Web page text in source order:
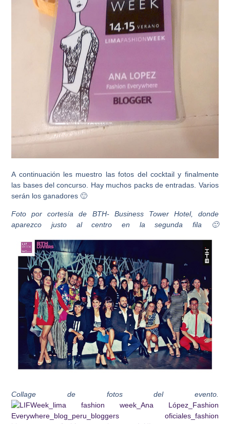
A continuación les muestro las fotos del cocktail y finalmente
las bases del concurso. Hay muchos packs de entradas. Varios
serán los ganadores 🙂
Foto por cortesía de BTH- Business Tower Hotel, donde
aparezco justo al centro en la segunda fila 🙂
Collage de fotos del evento.